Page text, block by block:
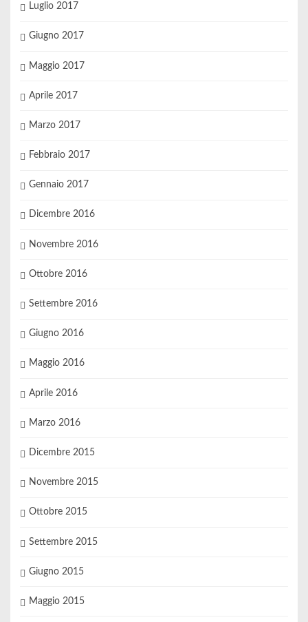
Luglio 2017
Giugno 2017
Maggio 2017
Aprile 2017
Marzo 2017
Febbraio 2017
Gennaio 2017
Dicembre 2016
Novembre 2016
Ottobre 2016
Settembre 2016
Giugno 2016
Maggio 2016
Aprile 2016
Marzo 2016
Dicembre 2015
Novembre 2015
Ottobre 2015
Settembre 2015
Giugno 2015
Maggio 2015